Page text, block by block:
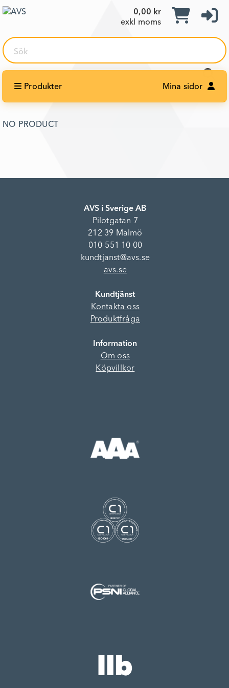
0,00 kr
exkl moms
Sök
Produkter Mina sidor
NO PRODUCT
AVS i Sverige AB
Pilotgatan 7
212 39 Malmö
010-551 10 00
kundtjanst@avs.se
avs.se
Kundtjänst
Kontakta oss
Produktfråga
Information
Om oss
Köpvillkor